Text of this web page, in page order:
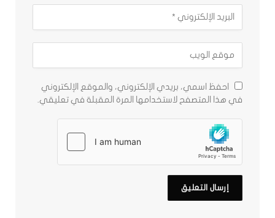
احفظ اسمي، بريدي الإلكتروني، والموقع الإلكتروني
في هذا المتصفح لاستخدامها المرة المقبلة في تعليقي.